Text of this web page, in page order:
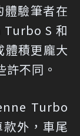
驗筆者在
Turbo S 和
體積更龐大
不同。
Turbo
外，車尾